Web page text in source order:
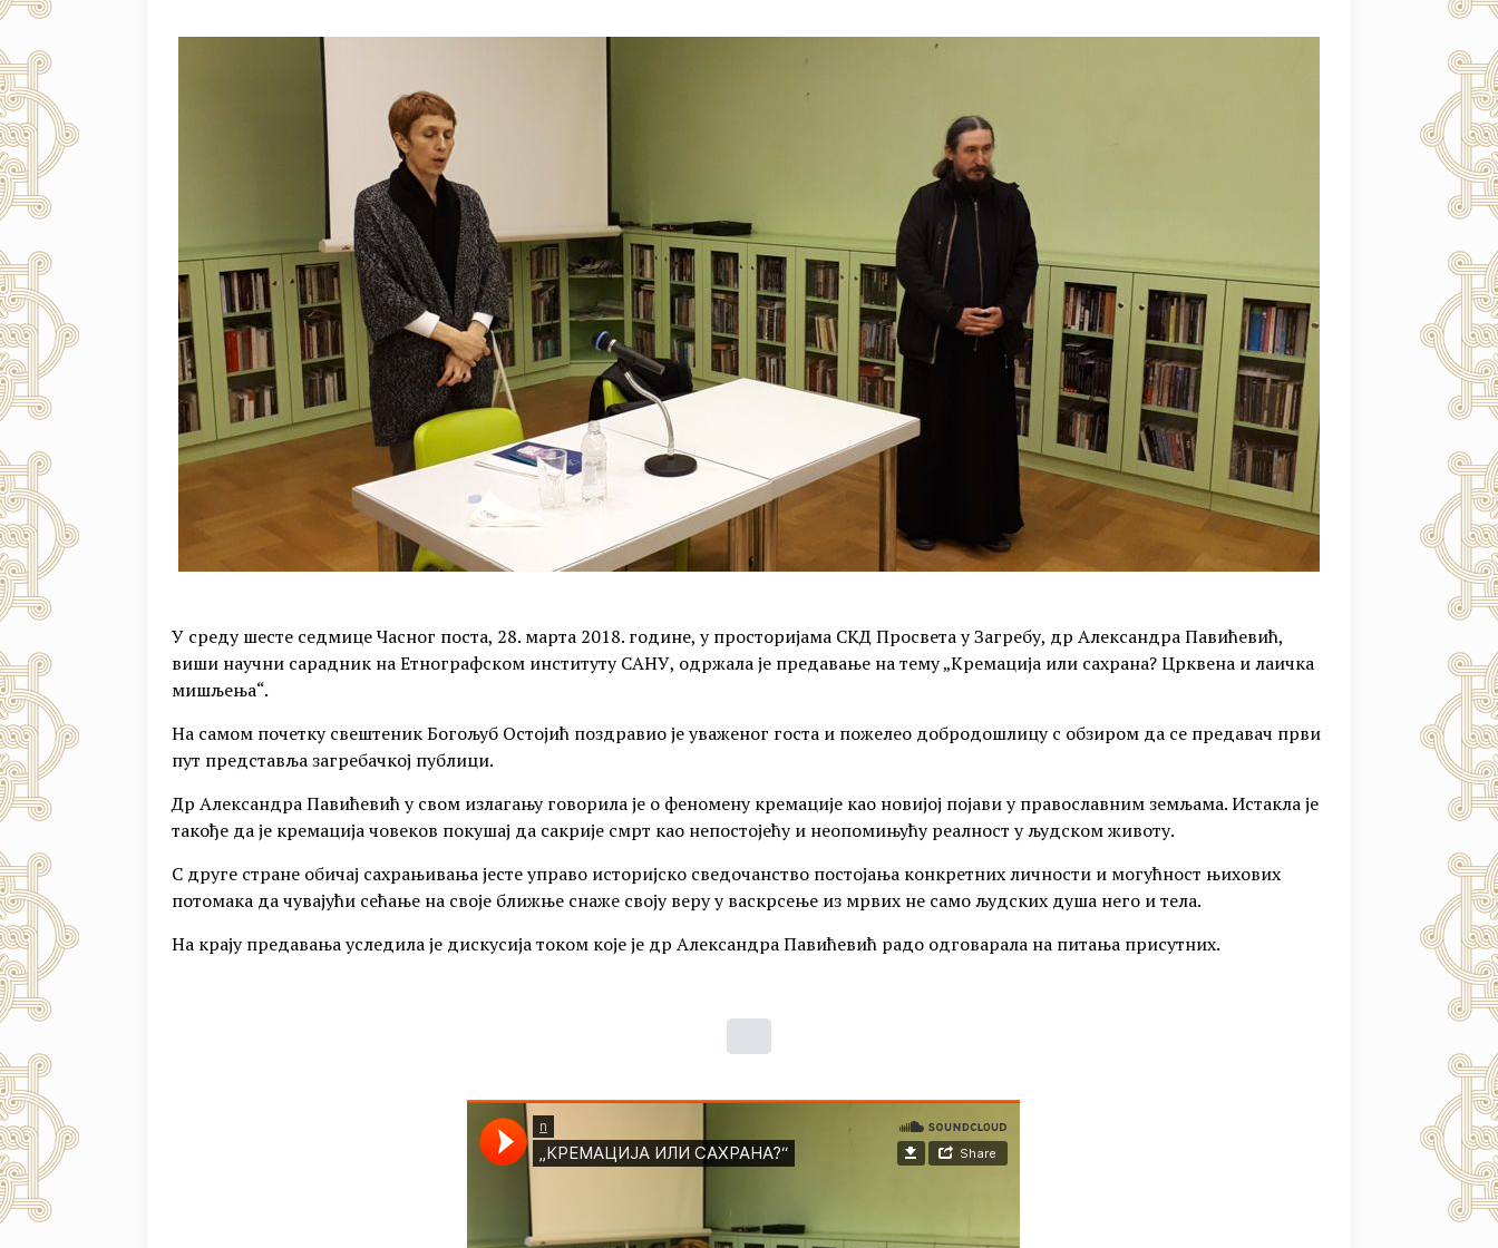
У среду шесте седмице Часног поста, 28. марта 2018. године, у просторијама СКД Просвета у Загребу, др Александра Павићевић,
виши научни сарадник на Етнографском институту САНУ, одржала је предавање на тему „Кремација или сахрана? Црквена и лаичка
мишљења“.
На самом почетку свештеник Богољуб Остојић поздравио је уваженог госта и пожелео добродошлицу с обзиром да се предавач први
пут представља загребачкој публици.
Др Александра Павићевић у свом излагању говорила је о феномену кремације као новијој појави у православним земљама. Истакла је
такође да је кремација човеков покушај да сакрије смрт као непостојећу и неопомињућу реалност у људском животу.
С друге стране обичај сахрањивања јесте управо историјско сведочанство постојања конкретних личности и могућност њихових
потомака да чувајући сећање на своје ближње снаже своју веру у васкрсење из мрвих не само људских душа него и тела.
На крају предавања уследила је дискусија током које је др Александра Павићевић радо одговарала на питања присутних.